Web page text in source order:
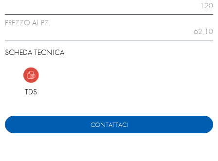
120
PREZZO AL PZ.
62,10
SCHEDA TECNICA
TDS
CONTATTACI